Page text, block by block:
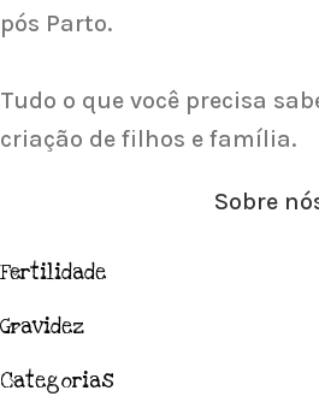
pós Parto.
Tudo o que você precisa
criação de filhos e família.
Sobre
Fertilidade
Gravidez
Categorias